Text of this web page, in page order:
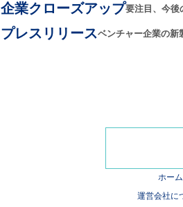
企業クローズアップ要注目、今後
プレスリリースベンチャー企業の新
ホーム
運営会社に